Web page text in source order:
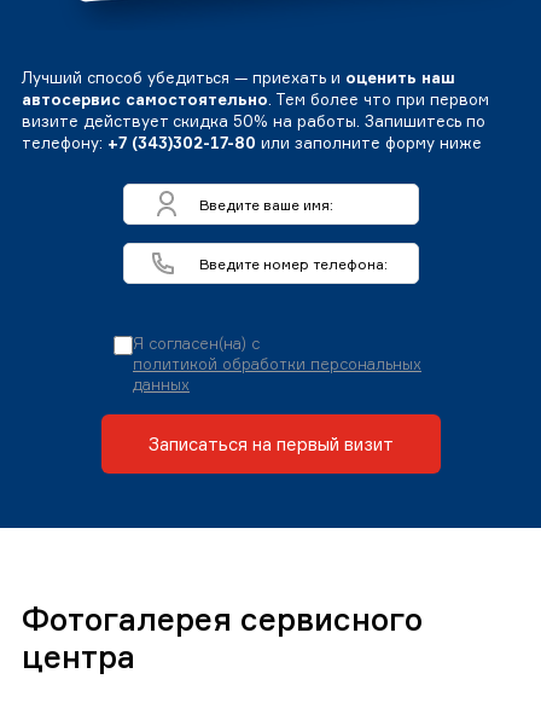
Лучший способ убедиться — приехать и оценить наш
автосервис самостоятельно. Тем более что при первом
визите действует скидка 50% на работы. Запишитесь по
телефону: +7 (343)302-17-80 или заполните форму ниже
Я согласен(на) с
политикой обработки персональных
данных
Записаться на первый визит
Фотогалерея сервисного
центра